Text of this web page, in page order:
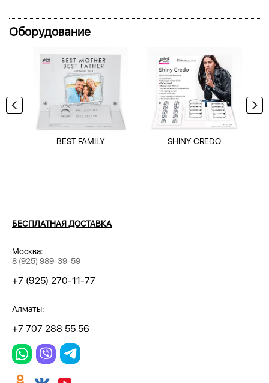
Оборудование
BEST FAMILY SHINY CREDO
БЕСПЛАТНАЯ ДОСТАВКА
Москва:
8 (925) 989-39-59
+7 (925) 270-11-77
Алматы:
+7 707 288 55 56